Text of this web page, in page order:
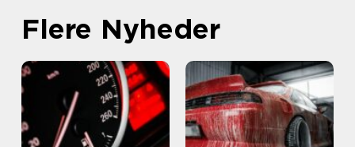
Flere Nyheder